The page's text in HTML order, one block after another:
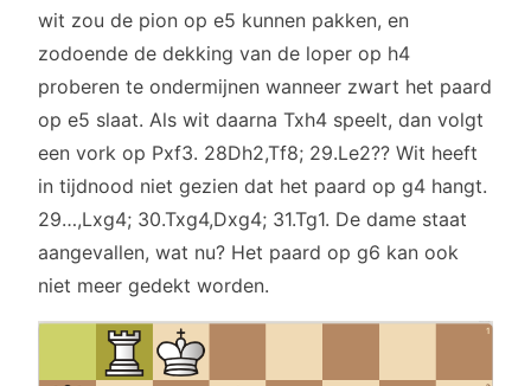
wit zou de pion op e5 kunnen pakken, en
zodoende de dekking van de loper op h4
proberen te ondermijnen wanneer zwart het paard
op e5 slaat. Als wit daarna Txh4 speelt, dan volgt
een vork op Pxf3. 28Dh2,Tf8; 29.Le2?? Wit heeft
in tijdnood niet gezien dat het paard op g4 hangt.
29…,Lxg4; 30.Txg4,Dxg4; 31.Tg1. De dame staat
aangevallen, wat nu? Het paard op g6 kan ook
niet meer gedekt worden.